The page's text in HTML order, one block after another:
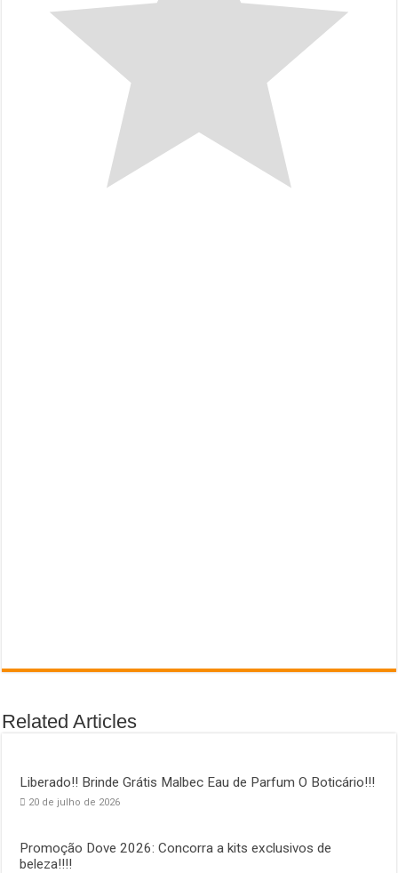
Related Articles
Liberado!! Brinde Grátis Malbec Eau de Parfum O Boticário!!!
20 de julho de 2026
Promoção Dove 2026: Concorra a kits exclusivos de
beleza!!!!